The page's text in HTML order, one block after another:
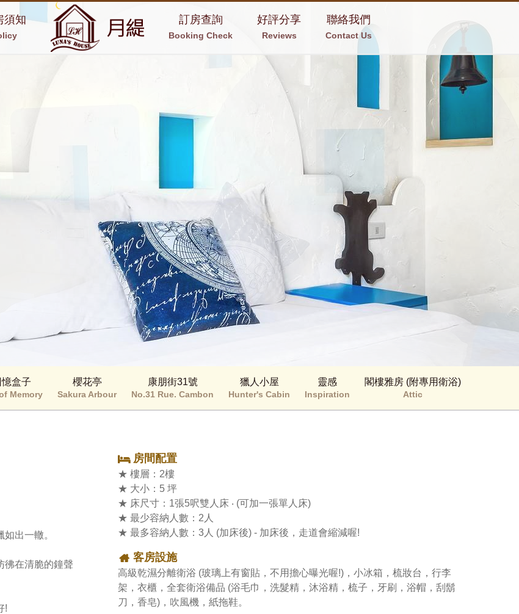
須知 訂房查詢
Booking Check
好評分享
Reviews
聯絡我們
Contact Us
憶盒子
Memory
櫻花亭
Sakura Arbour
康朋街31號
No.31 Rue. Cambon
獵人小屋
Hunter's Cabin
靈感
Inspiration
閣樓雅房 (附專用衛浴)
Attic
出一轍。
彿在清脆的鐘聲
!
房間配置
★ 樓層：2樓
★ 大小：5 坪
★ 床尺寸：1張5呎雙人床 ‧ (可加一張單人床)
★ 最少容納人數：2人
★ 最多容納人數：3人 (加床後) - 加床後，走道會縮減喔!
客房設施
高級乾濕分離衛浴 (玻璃上有窗貼，不用擔心曝光喔!)，小冰箱，梳妝台，行李
架，衣櫃，全套衛浴備品 (浴毛巾，洗髮精，沐浴精，梳子，牙刷，浴帽，刮鬍
刀，香皂)，吹風機，紙拖鞋。